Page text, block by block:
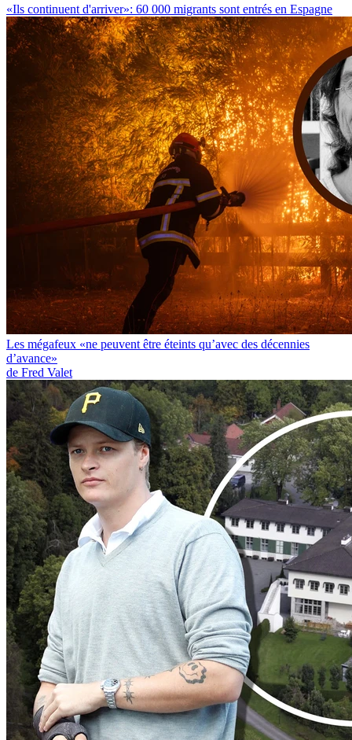
«Ils continuent d'arriver»: 60 000 migrants sont entrés en Espagne
Les mégafeux «ne peuvent être éteints qu’avec des décennies
d’avance»
de Fred Valet